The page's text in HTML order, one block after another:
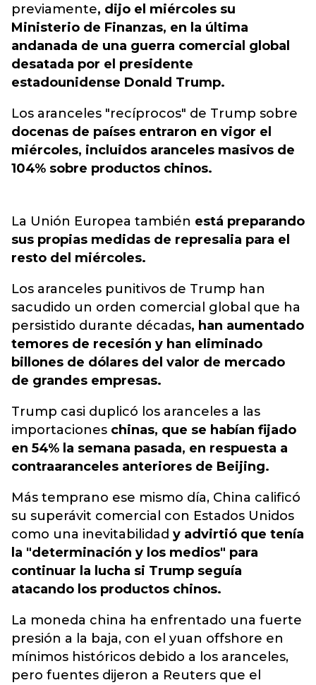
previamente, dijo el miércoles su
Ministerio de Finanzas, en la última
andanada de una guerra comercial global
desatada por el presidente
estadounidense Donald Trump.
Los aranceles "recíprocos" de Trump sobre
docenas de países entraron en vigor el
miércoles, incluidos aranceles masivos de
104% sobre productos chinos.
La Unión Europea también está preparando
sus propias medidas de represalia para el
resto del miércoles.
Los aranceles punitivos de Trump han
sacudido un orden comercial global que ha
persistido durante décadas, han aumentado
temores de recesión y han eliminado
billones de dólares del valor de mercado
de grandes empresas.
Trump casi duplicó los aranceles a las
importaciones chinas, que se habían fijado
en 54% la semana pasada, en respuesta a
contraaranceles anteriores de Beijing.
Más temprano ese mismo día, China calificó
su superávit comercial con Estados Unidos
como una inevitabilidad y advirtió que tenía
la "determinación y los medios" para
continuar la lucha si Trump seguía
atacando los productos chinos.
La moneda china ha enfrentado una fuerte
presión a la baja, con el yuan offshore en
mínimos históricos debido a los aranceles,
pero fuentes dijeron a Reuters que el